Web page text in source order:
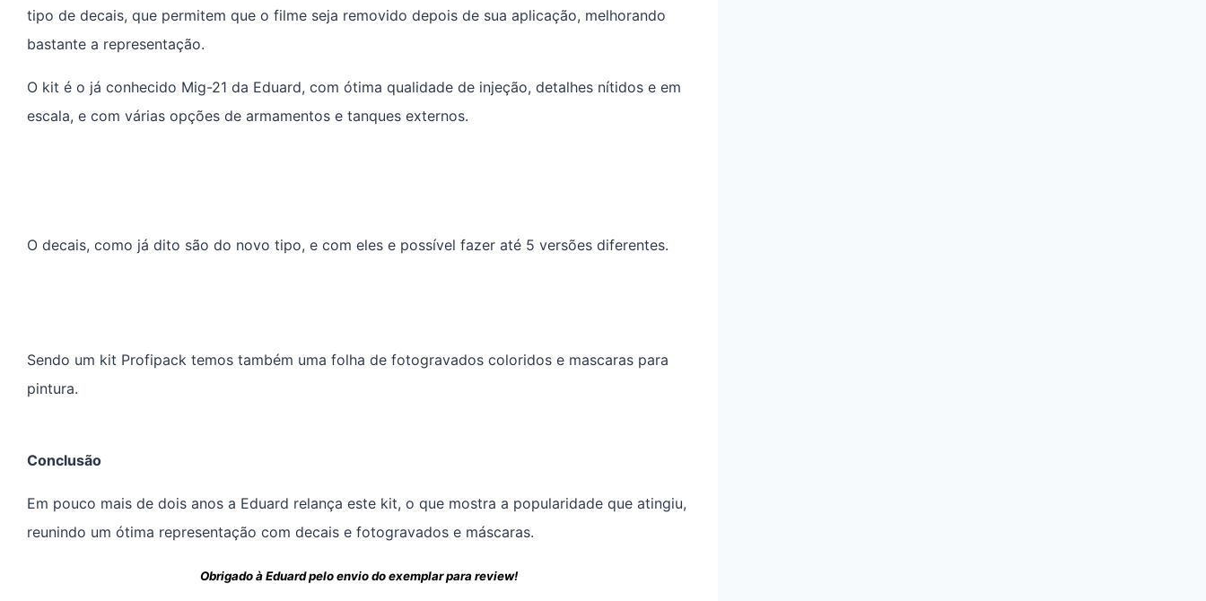
tipo de decais, que permitem que o filme seja removido depois de sua aplicação, melhorando
bastante a representação.
O kit é o já conhecido Mig-21 da Eduard, com ótima qualidade de injeção, detalhes nítidos e em
escala, e com várias opções de armamentos e tanques externos.
O decais, como já dito são do novo tipo, e com eles e possível fazer até 5 versões diferentes.
Sendo um kit Profipack temos também uma folha de fotogravados coloridos e mascaras para
pintura.
Conclusão
Em pouco mais de dois anos a Eduard relança este kit, o que mostra a popularidade que atingiu,
reunindo um ótima representação com decais e fotogravados e máscaras.
Obrigado à Eduard pelo envio do exemplar para review!